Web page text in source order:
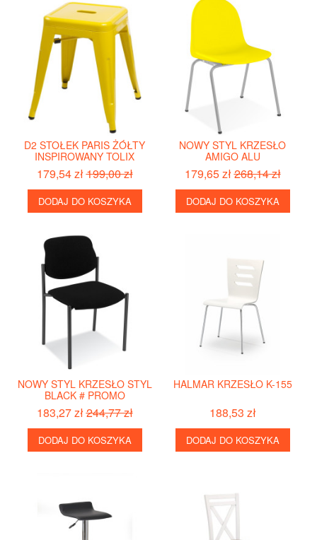
D2 STOŁEK PARIS ŻÓŁTY
INSPIROWANY TOLIX
179,54 zł199,00 zł
DODAJ DO KOSZYKA
NOWY STYL KRZESŁO
AMIGO ALU
179,65 zł268,14 zł
DODAJ DO KOSZYKA
NOWY STYL KRZESŁO STYL
BLACK # PROMO
183,27 zł244,77 zł
DODAJ DO KOSZYKA
HALMAR KRZESŁO K-155
188,53 zł
DODAJ DO KOSZYKA